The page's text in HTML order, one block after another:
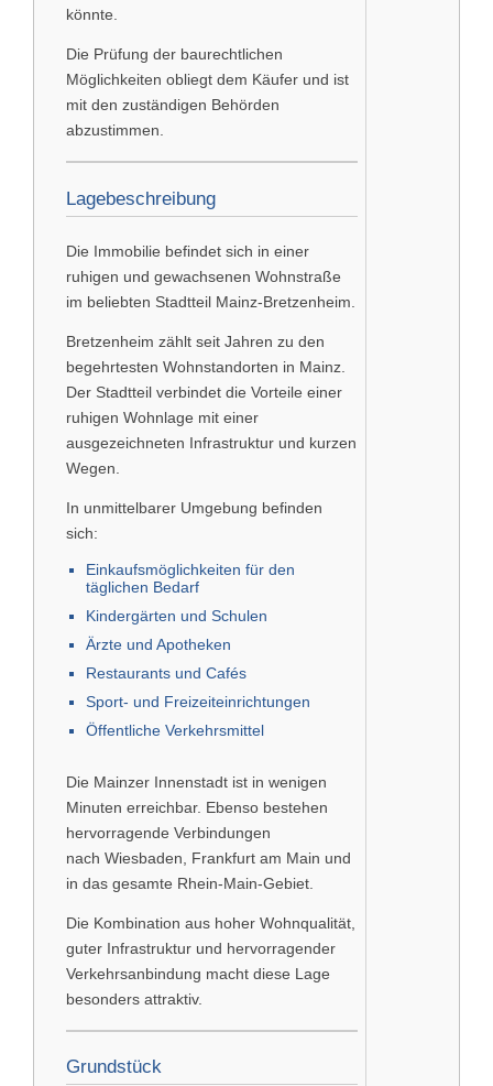
könnte.
Die Prüfung der baurechtlichen
Möglichkeiten obliegt dem Käufer und ist
mit den zuständigen Behörden
abzustimmen.
Lagebeschreibung
Die Immobilie befindet sich in einer
ruhigen und gewachsenen Wohnstraße
im beliebten Stadtteil Mainz-Bretzenheim
Bretzenheim zählt seit Jahren zu den
begehrtesten Wohnstandorten in Mainz.
Der Stadtteil verbindet die Vorteile einer
ruhigen Wohnlage mit einer
ausgezeichneten Infrastruktur und kurzen
Wegen.
In unmittelbarer Umgebung befinden
sich:
Einkaufsmöglichkeiten für den
täglichen Bedarf
Kindergärten und Schulen
Ärzte und Apotheken
Restaurants und Cafés
Sport- und Freizeiteinrichtungen
Öffentliche Verkehrsmittel
Die Mainzer Innenstadt ist in wenigen
Minuten erreichbar. Ebenso bestehen
hervorragende Verbindungen
nach Wiesbaden Frankfurt am Main und
in das gesamte Rhein-Main-Gebiet.
Die Kombination aus hoher Wohnqualität,
guter Infrastruktur und hervorragender
Verkehrsanbindung macht diese Lage
besonders attraktiv.
Grundstück